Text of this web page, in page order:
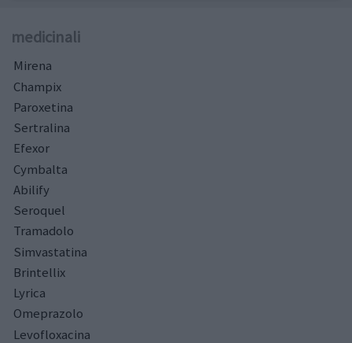
medicinali
Mirena
Champix
Paroxetina
Sertralina
Efexor
Cymbalta
Abilify
Seroquel
Tramadolo
Simvastatina
Brintellix
Lyrica
Omeprazolo
Levofloxacina